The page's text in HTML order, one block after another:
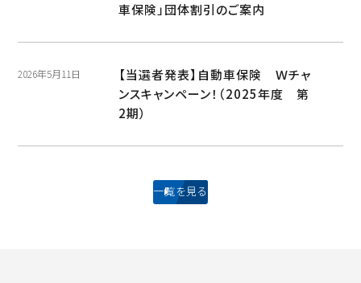
車保険」団体割引のご案内
2026年5月11日
【当選者発表】自動車保険 Ｗチャ
ンスキャンペーン！（2025年度 第
2期）
一覧を見る